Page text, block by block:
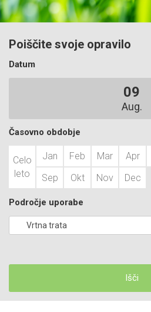
Poiščite svoje opravilo
Datum
09
Aug.
Časovno obdobje
Celo
leto
Jan Feb Mar Apr
Sep
Okt Nov Dec
Področje uporabe
Išči